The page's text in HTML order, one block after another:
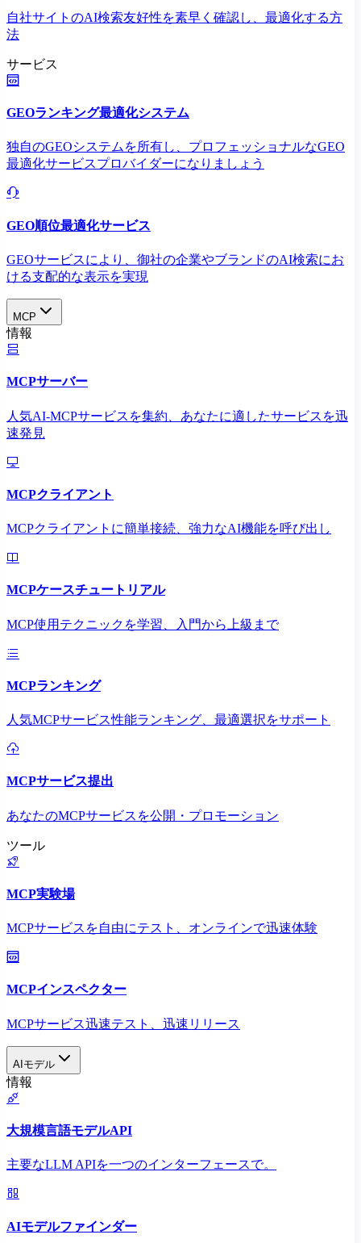
自社サイトのAI検索友好性を素早く確認し、最適化する方
法
サービス
GEOランキング最適化システム
独自のGEOシステムを所有し、プロフェッショナルなGEO
最適化サービスプロバイダーになりましょう
GEO順位最適化サービス
GEOサービスにより、御社の企業やブランドのAI検索にお
ける支配的な表示を実現​
MCP
情報
MCPサーバー
人気AI-MCPサービスを集約、あなたに適したサービスを迅
速発見
MCPクライアント
MCPクライアントに簡単接続、強力なAI機能を呼び出し
MCPケースチュートリアル
MCP使用テクニックを学習、入門から上級まで
MCPランキング
人気MCPサービス性能ランキング、最適選択をサポート
MCPサービス提出
あなたのMCPサービスを公開・プロモーション
ツール
MCP実験場
MCPサービスを自由にテスト、オンラインで迅速体験
MCPインスペクター
MCPサービス迅速テスト、迅速リリース
AIモデル
情報
大規模言語モデルAPI
主要なLLM APIを一つのインターフェースで。
AIモデルファインダー